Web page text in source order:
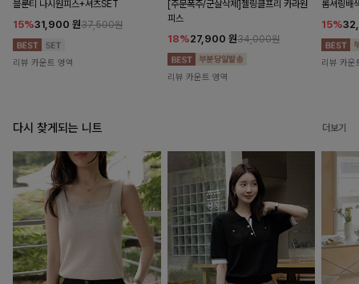
블룬티 나시원피스+셔츠SET
15%31,900 원37,500원
리뷰 카운트 영역
[주문폭주/군살삭제]젤링클프리 카라원
피스
18%27,900 원34,000원
리뷰 카운트 영역
롬셔링배
15%
리뷰 카운
다시 찾게되는 니트 더보기